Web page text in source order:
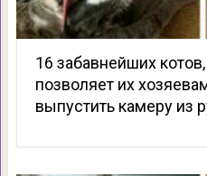
16 забавнейших
позволяет их
выпустить камеру из